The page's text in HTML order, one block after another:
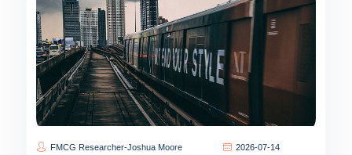
FMCG Researcher-Joshua Moore 2026-07-14